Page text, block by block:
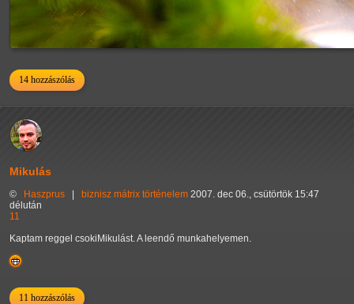
14 hozzászólás
Mikulás
© Haszprus | biznisz mátrix történelem 2007. dec 06., csütörtök 15:47
délután
11
Kaptam reggel csokiMikulást. A leendő munkahelyemen.
11 hozzászólás